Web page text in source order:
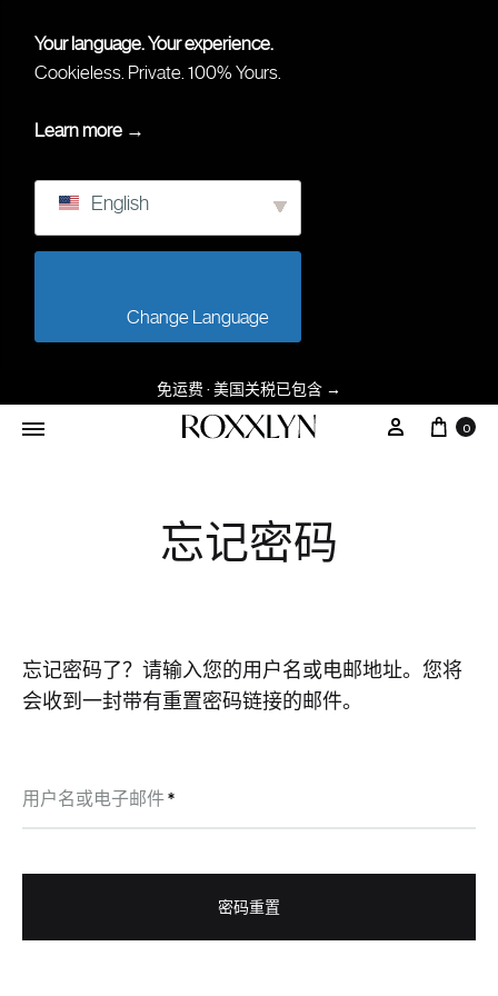
Your language. Your experience.
Cookieless. Private. 100% Yours.
Learn more →
English
免运费 · 美国关税已包含 →
我的帐户
大车
0
忘记密码
忘记密码了？请输入您的用户名或电邮地址。您将
会收到一封带有重置密码链接的邮件。
用户名或电子邮件*必
填
密码重置